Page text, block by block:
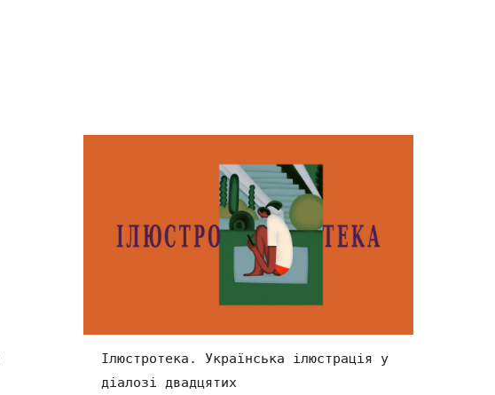
Ілюстротека. Українська ілюстрація у
діалозі двадцятих